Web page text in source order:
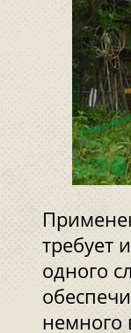
требует
одного
немного